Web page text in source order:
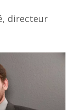
directeur